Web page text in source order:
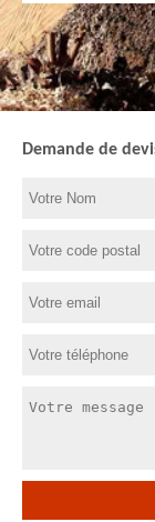
Demande de